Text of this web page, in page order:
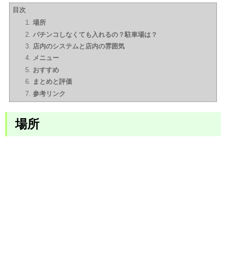
目次
場所
パチンコしなくても入れるの？駐車場は？
店内のシステムと店内の雰囲気
メニュー
おすすめ
まとめと評価
参考リンク
場所